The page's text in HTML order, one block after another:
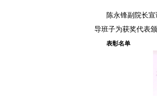
陈永锋副院长
导班子为获奖代表
表彰名单